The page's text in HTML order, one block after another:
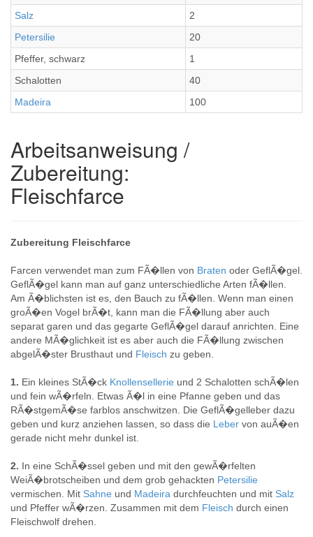
Salz
2
Petersilie
20
Pfeffer, schwarz
1
Schalotten
40
Madeira
100
Arbeitsanweisung /
Zubereitung:
Fleischfarce
Zubereitung Fleischfarce
Farcen verwendet man zum FÃ�llen von Braten oder GeflÃ�gel.
GeflÃ�gel kann man auf ganz unterschiedliche Arten fÃ�llen.
Am Ã�blichsten ist es, den Bauch zu fÃ�llen. Wenn man einen
groÃ�en Vogel brÃ�t, kann man die FÃ�llung aber auch
separat garen und das gegarte GeflÃ�gel darauf anrichten. Eine
andere MÃ�glichkeit ist es aber auch die FÃ�llung zwischen
abgelÃ�ster Brusthaut und Fleisch zu geben.
1. Ein kleines StÃ�ck Knollensellerie und 2 Schalotten schÃ�len
und fein wÃ�rfeln. Etwas Ã�l in eine Pfanne geben und das
RÃ�stgemÃ�se farblos anschwitzen. Die GeflÃ�gelleber dazu
geben und kurz anziehen lassen, so dass die Leber von auÃ�en
gerade nicht mehr dunkel ist.
2. In eine SchÃ�ssel geben und mit den gewÃ�rfelten
WeiÃ�brotscheiben und dem grob gehackten Petersilie
vermischen. Mit Sahne und Madeira durchfeuchten und mit Salz
und Pfeffer wÃ�rzen. Zusammen mit dem Fleisch durch einen
Fleischwolf drehen.